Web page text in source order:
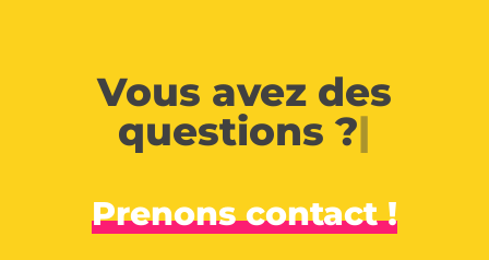
Vous avez des
questions ?|
Prenons contact !